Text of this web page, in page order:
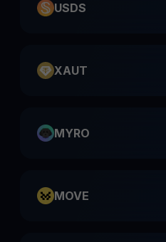
USDS
XAUT
MYRO
MOVE